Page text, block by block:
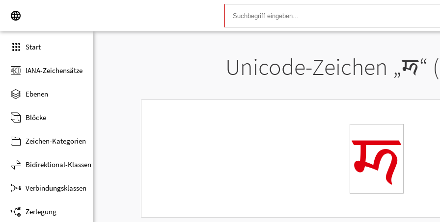
Start
IANA-Zeichensätze
Ebenen
Blöcke
Zeichen-Kategorien
Bidirektional-Klassen
Verbindungsklassen
Zerlegung
Unicode-Zeichen „𑠀“
𑠀